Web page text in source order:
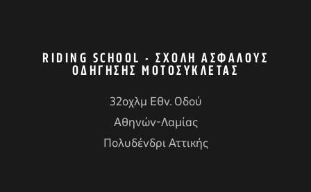
RIDING SCHOOL - ΣΧΟΛΉ ΑΣΦΑΛΟΎΣ
ΟΔΉΓΗΣΗΣ ΜΟΤΟΣΥΚΛΈΤΑΣ
32οχλμ Εθν. Οδού
Αθηνών-Λαμίας
Πολυδένδρι Αττικής